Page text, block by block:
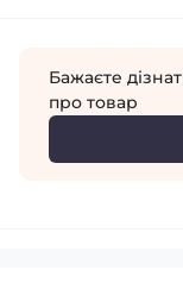
Бажаєте
про товар